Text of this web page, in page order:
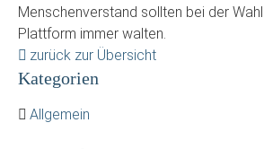
Menschenverstand sollten bei der
Plattform immer walten.
zurück zur Übersicht
Kategorien
Allgemein